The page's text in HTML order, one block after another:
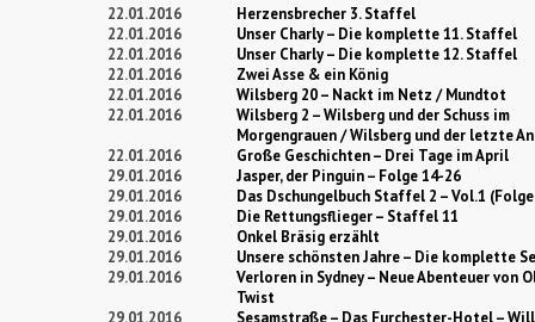
22.01.2016
Herzensbrecher 3. Staffel
22.01.2016
Unser Charly – Die komplette 11. Staffel
22.01.2016
Unser Charly – Die komplette 12. Staffel
22.01.2016
Zwei Asse & ein König
22.01.2016
Wilsberg 20 – Nackt im Netz / Mundtot
22.01.2016
Wilsberg 2 – Wilsberg und der Schuss im
Morgengrauen / Wilsberg und der letzte
22.01.2016
Große Geschichten – Drei Tage im April
29.01.2016
Jasper, der Pinguin – Folge 14-26
29.01.2016
Das Dschungelbuch Staffel 2 – Vol.1
29.01.2016
Die Rettungsflieger – Staffel 11
29.01.2016
Onkel Bräsig erzählt
29.01.2016
Unsere schönsten Jahre – Die komplette
29.01.2016
Verloren in Sydney – Neue Abenteuer von
Twist